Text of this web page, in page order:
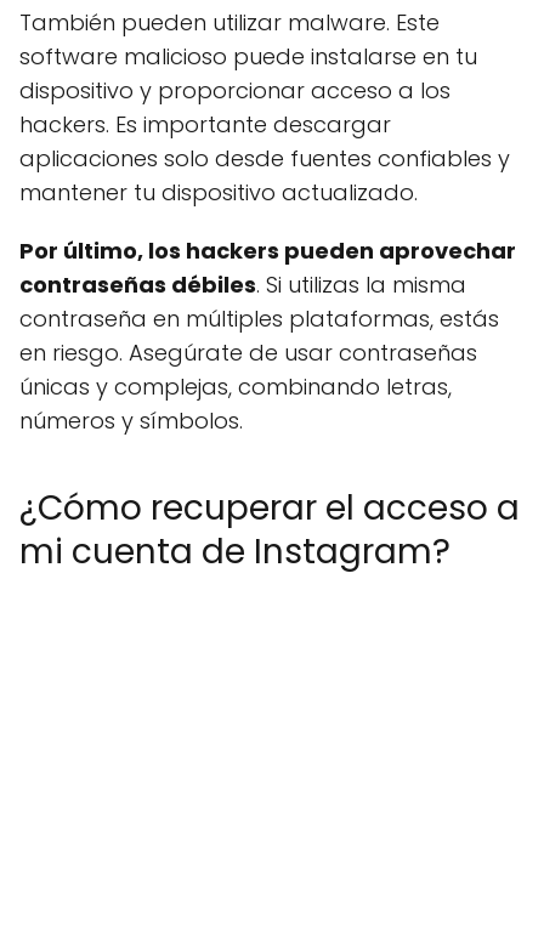
También pueden utilizar malware. Este
software malicioso puede instalarse en tu
dispositivo y proporcionar acceso a los
hackers. Es importante descargar
aplicaciones solo desde fuentes confiables y
mantener tu dispositivo actualizado.
Por último, los hackers pueden aprovechar
contraseñas débiles. Si utilizas la misma
contraseña en múltiples plataformas, estás
en riesgo. Asegúrate de usar contraseñas
únicas y complejas, combinando letras,
números y símbolos.
¿Cómo recuperar el acceso a
mi cuenta de Instagram?